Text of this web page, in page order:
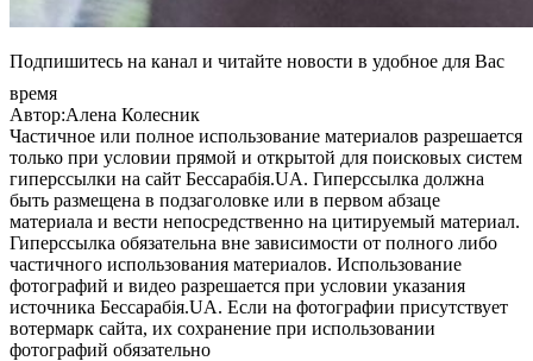
Подпишитесь на канал и читайте новости в удобное для Вас
время
Автор:Алена Колесник
Частичное или полное использование материалов разрешается
только при условии прямой и открытой для поисковых систем
гиперссылки на сайт Бессарабія.UA. Гиперссылка должна
быть размещена в подзаголовке или в первом абзаце
материала и вести непосредственно на цитируемый материал.
Гиперссылка обязательна вне зависимости от полного либо
частичного использования материалов. Использование
фотографий и видео разрешается при условии указания
источника Бессарабія.UA. Если на фотографии присутствует
вотермарк сайта, их сохранение при использовании
фотографий обязательно